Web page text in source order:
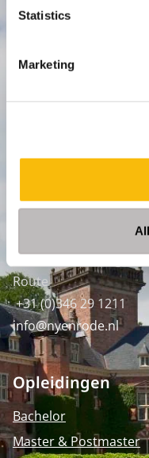
Statistics
Marketing
Nyenrode Business
Breukelen
P.O. Box 130, 3620 AC
Keizersgracht 285,
WTC Den Haag, 24e
Pr. Margrietplantsoen
2595 BR Den Haag
Route
+31 (0)346 29 1211
info@nyenrode.nl
Opleidingen
Bachelor
Master & Postmaster